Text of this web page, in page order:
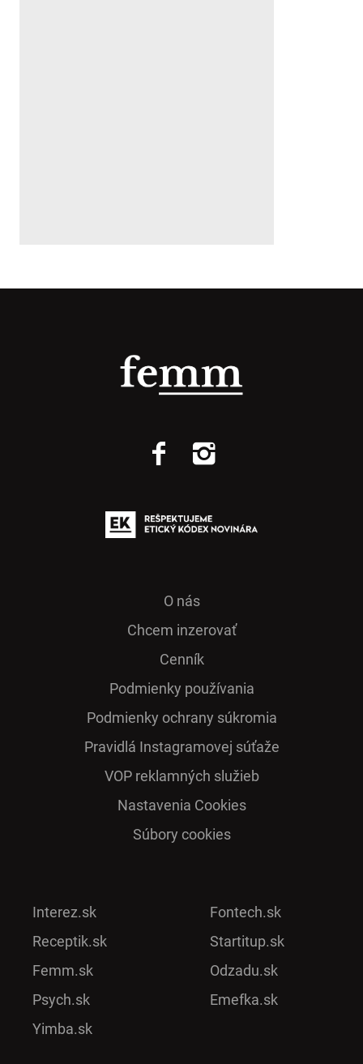
O nás
Chcem inzerovať
Cenník
Podmienky používania
Podmienky ochrany súkromia
Pra­vidlá Ins­ta­gra­mo­vej sú­ťaže
VOP reklamných služieb
Nastavenia Cookies
Súbory cookies
Interez.sk
Receptik.sk
Femm.sk
Psych.sk
Yimba.sk
Fontech.sk
Startitup.sk
Odzadu.sk
Emefka.sk